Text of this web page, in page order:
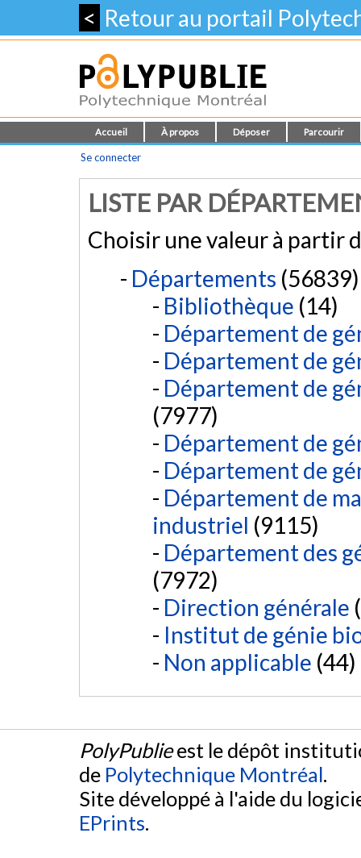
< Retour au portail
Accueil À propos Déposer Parcourir
Se connecter
LISTE PAR
Choisir une valeur à partir
Départements (56839)
Bibliothèque (14)
Département de
Département de
Département de
(7977)
Département de
Département de
Département de
industriel (9115)
Département des
(7972)
Direction générale
Institut de génie
Non applicable (44)
PolyPublieest le dépôt
de Polytechnique Montréal.
Site développé à l'aide du
EPrints.